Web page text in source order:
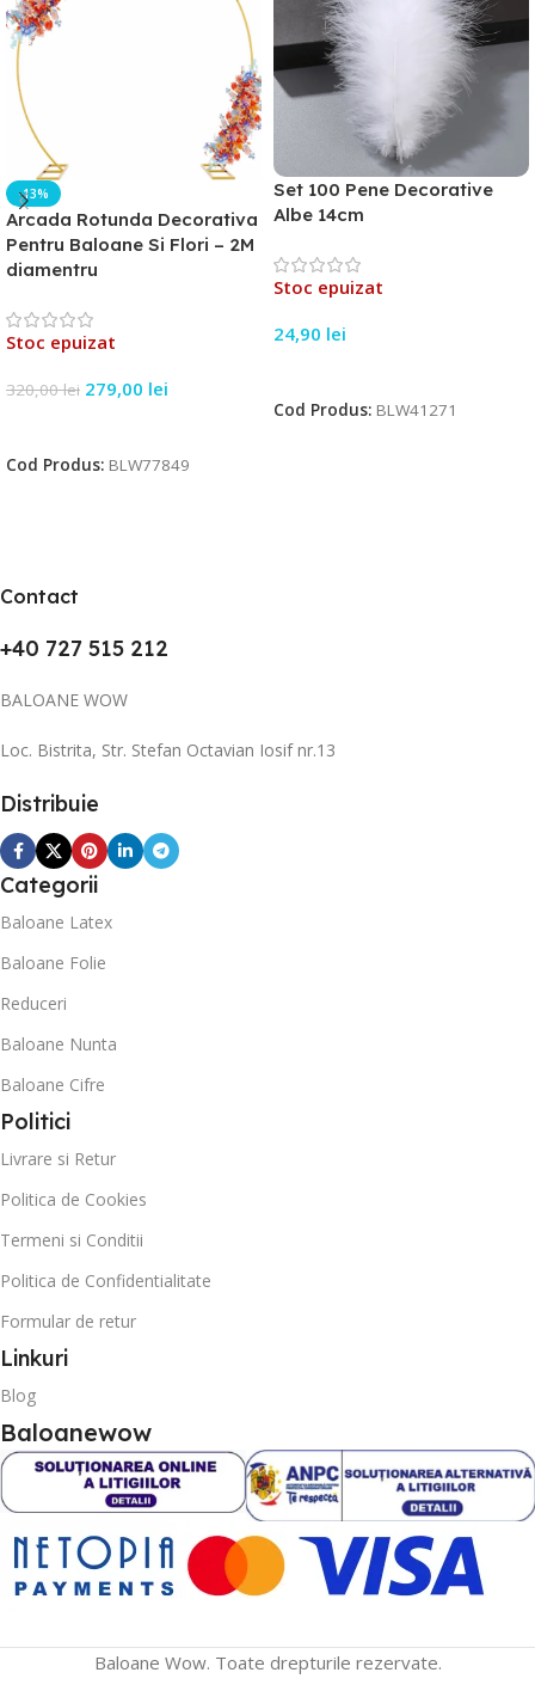
-13%
Arcada Rotunda Decorativa
Pentru Baloane Si Flori – 2M
diamentru
Stoc epuizat
320,00lei 279,00 lei
Cod Produs: BLW77849
Set 100 Pene Decorative
Albe 14cm
Stoc epuizat
24,90 lei
Cod Produs: BLW41271
Contact
+40 727 515 212
BALOANE WOW
Loc. Bistrita, Str. Stefan Octavian Iosif nr.13
Distribuie
Categorii
Baloane Latex
Baloane Folie
Reduceri
Baloane Nunta
Baloane Cifre
Politici
Livrare si Retur
Politica de Cookies
Termeni si Conditii
Politica de Confidentialitate
Formular de retur
Linkuri
Blog
Baloanewow
Baloane Wow. Toate drepturile rezervate.